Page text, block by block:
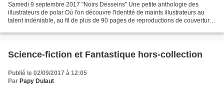
Samedi 9 septembre 2017 "Noirs Desseins" Une petite anthologie des
illustrateurs de polar Où l'on découvre l'identité de maints illustrateurs au
talent indéniable, au fil de plus de 90 pages de reproductions de couvertures
Science-fiction et Fantastique hors-collection
Publié le 02/09/2017 à 12:05
Par Papy Dulaut